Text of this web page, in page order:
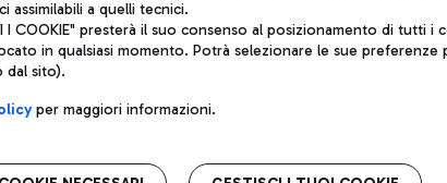
e coordinamento di Mundys S.p.A.
P. IVA 06572251004
(RM) telefono +39 06 65951
Accessibilità
assimilabili a quelli tecnici.
I COOKIE" presterà il suo consenso al posizionamento di
in qualsiasi momento. Potrà selezionare le sue preferenze
dal sito).
per maggiori informazioni.